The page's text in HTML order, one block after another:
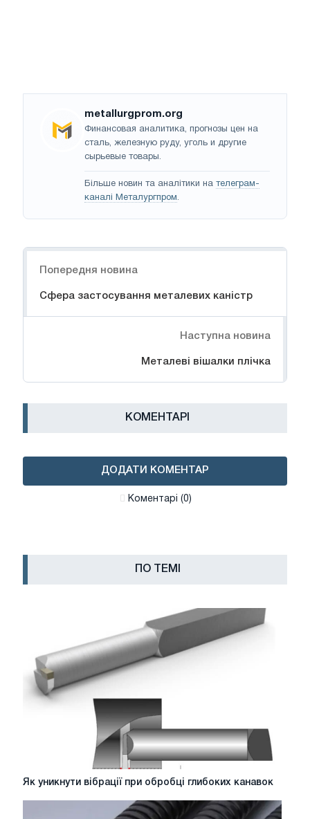
metallurgprom.org
Финансовая аналитика, прогнозы цен на
сталь, железную руду, уголь и другие
сырьевые товары.
Більше новин та аналітики на телеграм-
каналі Металургпром.
Попередня новина
Сфера застосування металевих каністр
Наступна новина
Металеві вішалки плічка
КОМЕНТАРІ
ДОДАТИ КОМЕНТАР
Коментарі (0)
ПО ТЕМІ
Як
уникнути
Як уникнути вібрації при обробці глибоких канавок